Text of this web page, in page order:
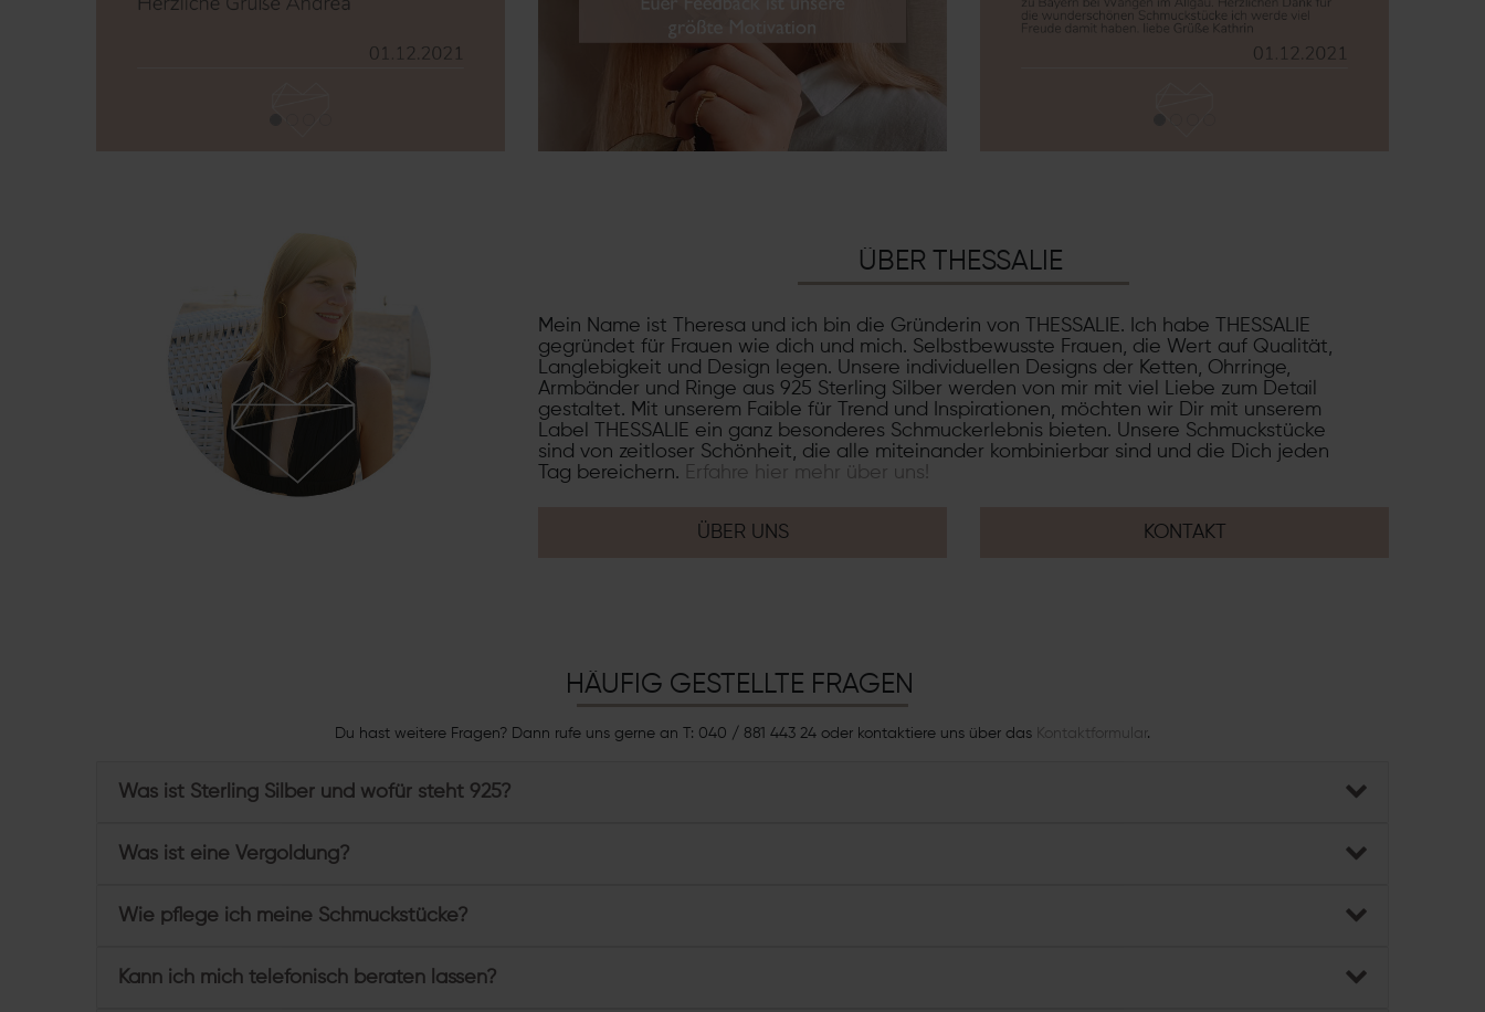
ÜBER THESSALIE
Mein Name ist Theresa und ich bin die Gründerin von THESSALIE. Ich habe THESSALIE
gegründet für Frauen wie dich und mich. Selbstbewusste Frauen, die Wert auf Qualität,
Langlebigkeit und Design legen. Unsere individuellen Designs der Ketten, Ohrringe,
Armbänder und Ringe aus 925 Sterling Silber werden von mir mit viel Liebe zum Detail
gestaltet. Mit unserem Faible für Trend und Inspirationen, möchten wir Dir mit unserem
Label THESSALIE ein ganz besonderes Schmuckerlebnis bieten. Unsere Schmuckstücke
sind von zeitloser Schönheit, die alle miteinander kombinierbar sind und die Dich jeden
Tag bereichern. Erfahre hier mehr über uns!
ÜBER UNS KONTAKT
HÄUFIG GESTELLTE FRAGEN
Du hast weitere Fragen? Dann rufe uns gerne an T: 040 / 881 443 24 oder kontaktiere uns über das Kontaktformular.
Was ist Sterling Silber und wofür steht 925?
Was ist eine Vergoldung?
Wie pflege ich meine Schmuckstücke?
Kann ich mich telefonisch beraten lassen?